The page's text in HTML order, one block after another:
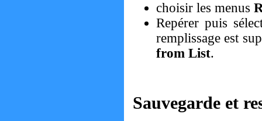
choisir les menus
Repérer puis
remplissage est
from List.
Sauvegarde et